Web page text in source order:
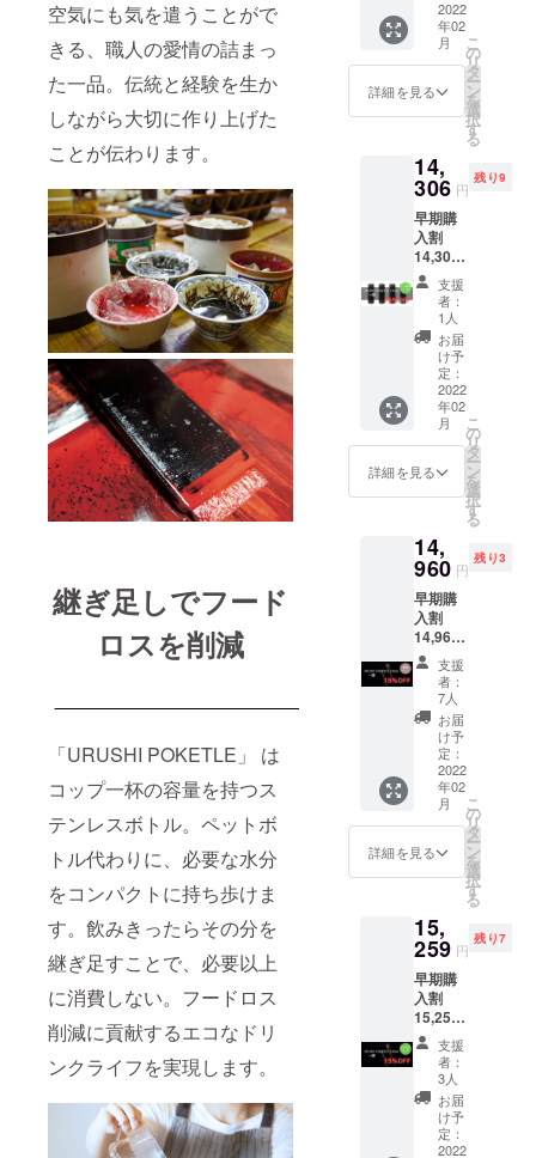
空気にも気を遣うことがで
きる、職人の愛情の詰まっ
た一品。伝統と経験を生か
しながら大切に作り上げた
ことが伝わります。
継ぎ足しでフード
ロスを削減
「URUSHI POKETLE」 は
コップ一杯の容量を持つス
テンレスボトル。ペットボ
トル代わりに、必要な水分
をコンパクトに持ち歩けま
す。飲みきったらその分を
継ぎ足すことで、必要以上
に消費しない。フードロス
削減に貢献するエコなドリ
ンクライフを実現します。
定 *価格
には送
料が含
います
POKET
LE180
（無
個 *以下
の色、
くださ
い *色：
漆黒、
朱色、
溜色 *ア
ンケー
ト回答
「POK
ETLE専
用カ
バー」
をご提
供（リ
緒に送
付） *1
上旬頃
発送予
定 *価格
には送
料が含
まれて
います
付） *1
月下
旬〜2月
上旬頃
発送予
定 *価格
まれて
います
コース
です *生
産から
配送に
至るま
算出
し、
ン・オ
フセッ
ト。
CO2排
出量を
実質ゼ
ロにし
ます *よ
りエコ
な配送
業者の
選択や
修理
サービ
シカル
なもの
づくり
に向け
た取り
組みに
差額2%
分を使
用いた
します
リター
ン：
URUSH
POKET
（絵柄
入り）
色、絵
柄をお
選びく
ださい *
色：漆
黒、朱
色、溜
柄： -
雪月花
- 日月
- 飛鶴
16,500
円（税
込） リ
ター
ン：
URUSH
LE120
一閑 ×1
個 *以下
の色、
柄をお
選びく
ださい *
色：
茶、黒 *
柄：網
目、水
ケート
回答で
「POK
ETLE専
用カ
ターン
品と一
付） *1
月下
旬〜2月
上旬頃
発送予
定 *価格
には送
料が含
まれて
います
2022
年02
月
詳細を見る
こ
の
リ
タ
ー
ン
を
選
択
す
る
14,
306 円
残り9
早期購
入割
14,306
円（税
込） -
15%OF
F 一般
販売価
格
16,500
円（税
込）
【選ぶ
だけで
地球環
る、エ
シカル
コー
ス】 *通
常コー
ス
+2%（2
81円）
の代金
でお選
びいた
だける
コース
です *生
産から
配送に
至るま
算出
し、
ン・オ
フセッ
ト。
CO2排
出量を
実質ゼ
ロにし
ます *よ
りエコ
支援
者：
1人
お届
け予
定：
2022
年02
月
詳細を見る
こ
の
リ
タ
ー
ン
を
選
択
す
る
14,
960 円
残り3
早期購
入割
14,960
円（税
込） -
15%OF
F 一般
販売価
格
17,600
円（税
込） リ
ター
ン：
URUSH
LE180
一閑 ×1
個 *以下
の色、
柄をお
選びく
ださい *
色：
茶、黒 *
柄：網
目、水
支援
者：
7人
お届
け予
定：
2022
年02
月
詳細を見る
こ
の
リ
タ
ー
ン
を
選
択
す
る
15,
259 円
残り7
早期購
入割
15,259
円（税
込） -
15%OF
F 一般
販売価
格
17,600
支援
者：
3人
お届
け予
定：
2022